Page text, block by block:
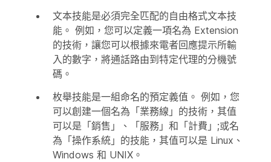
文本技能是必須完全匹配的自由格式文本技
能。 例如，您可以定義一項名為 Extension
的技術，讓您可以根據來電者回應提示所輸
入的數字，將通話路由到特定代理的分機號
碼。
枚舉技能是一組命名的預定義值。 例如，您
可以創建一個名為「業務線」的技術，其值
可以是「銷售」、「服務」和「計費」;或名
為「操作系統」的技能，其值可以是 Linux、
Windows 和 UNIX。